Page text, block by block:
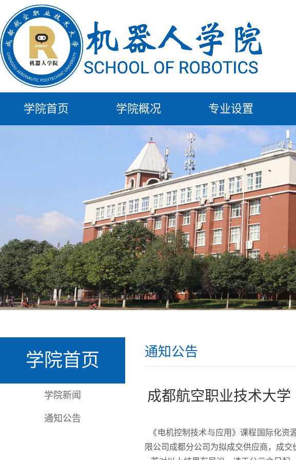
学院首页 学院概况 专业设置
学院首页
学院新闻
通知公告
通知公告
成都航空职业技术大
《电机控制技术与应用》课程国际化资
限公司成都分公司为拟成交供应商，成交